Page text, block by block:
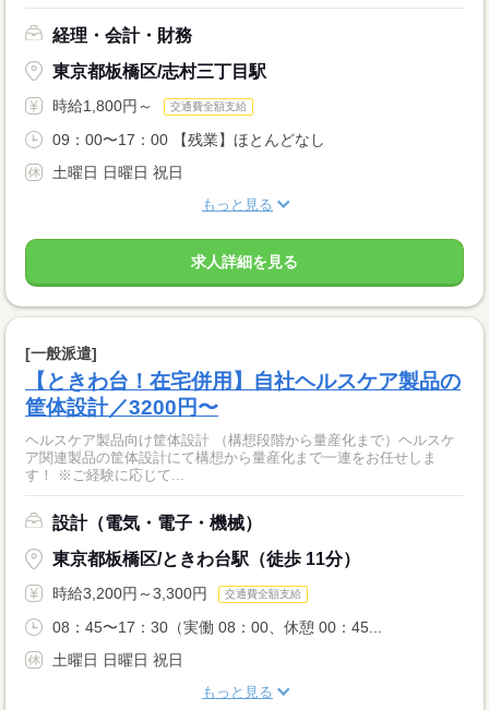
経理・会計・財務
東京都板橋区/志村三丁目駅
時給1,800円～ 交通費全額支給
09：00〜17：00 【残業】ほとんどなし
土曜日 日曜日 祝日
もっと見る
求人詳細を見る
[一般派遣]
【ときわ台！在宅併用】自社ヘルスケア製品の
筐体設計／3200円〜
ヘルスケア製品向け筐体設計 （構想段階から量産化まで）ヘルスケ
ア関連製品の筐体設計にて構想から量産化まで一連をお任せしま
す！ ※ご経験に応じて...
設計（電気・電子・機械）
東京都板橋区/ときわ台駅（徒歩 11分）
時給3,200円～3,300円 交通費全額支給
08：45〜17：30（実働 08：00、休憩 00：45...
土曜日 日曜日 祝日
もっと見る